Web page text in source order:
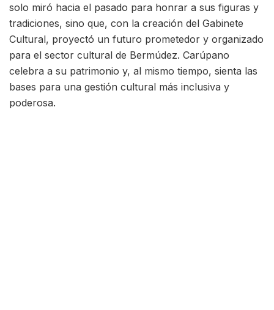
solo miró hacia el pasado para honrar a sus figuras y
tradiciones, sino que, con la creación del Gabinete
Cultural, proyectó un futuro prometedor y organizado
para el sector cultural de Bermúdez. Carúpano
celebra a su patrimonio y, al mismo tiempo, sienta las
bases para una gestión cultural más inclusiva y
poderosa.